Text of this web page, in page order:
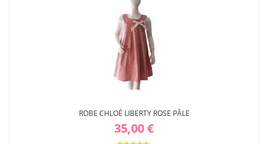
ROBE CHLOÉ LIBERTY ROSE PÂLE
35,00 €